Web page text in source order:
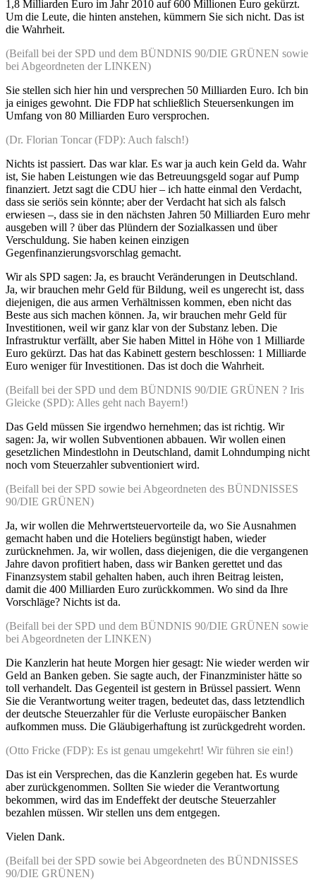
1,8 Milliarden Euro im Jahr 2010 auf 600 Millionen Euro gekürzt.
Um die Leute, die hinten anstehen, kümmern Sie sich nicht. Das ist
die Wahrheit.
(Beifall bei der SPD und dem BÜNDNIS 90/DIE GRÜNEN sowie
bei Abgeordneten der LINKEN)
Sie stellen sich hier hin und versprechen 50 Milliarden Euro. Ich bin
ja einiges gewohnt. Die FDP hat schließlich Steuersenkungen im
Umfang von 80 Milliarden Euro versprochen.
(Dr. Florian Toncar (FDP): Auch falsch!)
Nichts ist passiert. Das war klar. Es war ja auch kein Geld da. Wahr
ist, Sie haben Leistungen wie das Betreuungsgeld sogar auf Pump
finanziert. Jetzt sagt die CDU hier – ich hatte einmal den Verdacht,
dass sie seriös sein könnte; aber der Verdacht hat sich als falsch
erwiesen –, dass sie in den nächsten Jahren 50 Milliarden Euro mehr
ausgeben will ? über das Plündern der Sozialkassen und über
Verschuldung. Sie haben keinen einzigen
Gegenfinanzierungsvorschlag gemacht.
Wir als SPD sagen: Ja, es braucht Veränderungen in Deutschland.
Ja, wir brauchen mehr Geld für Bildung, weil es ungerecht ist, dass
diejenigen, die aus armen Verhältnissen kommen, eben nicht das
Beste aus sich machen können. Ja, wir brauchen mehr Geld für
Investitionen, weil wir ganz klar von der Substanz leben. Die
Infrastruktur verfällt, aber Sie haben Mittel in Höhe von 1 Milliarde
Euro gekürzt. Das hat das Kabinett gestern beschlossen: 1 Milliarde
Euro weniger für Investitionen. Das ist doch die Wahrheit.
(Beifall bei der SPD und dem BÜNDNIS 90/DIE GRÜNEN ? Iris
Gleicke (SPD): Alles geht nach Bayern!)
Das Geld müssen Sie irgendwo hernehmen; das ist richtig. Wir
sagen: Ja, wir wollen Subventionen abbauen. Wir wollen einen
gesetzlichen Mindestlohn in Deutschland, damit Lohndumping nicht
noch vom Steuerzahler subventioniert wird.
(Beifall bei der SPD sowie bei Abgeordneten des BÜNDNISSES
90/DIE GRÜNEN)
Ja, wir wollen die Mehrwertsteuervorteile da, wo Sie Ausnahmen
gemacht haben und die Hoteliers begünstigt haben, wieder
zurücknehmen. Ja, wir wollen, dass diejenigen, die die vergangenen
Jahre davon profitiert haben, dass wir Banken gerettet und das
Finanzsystem stabil gehalten haben, auch ihren Beitrag leisten,
damit die 400 Milliarden Euro zurückkommen. Wo sind da Ihre
Vorschläge? Nichts ist da.
(Beifall bei der SPD und dem BÜNDNIS 90/DIE GRÜNEN sowie
bei Abgeordneten der LINKEN)
Die Kanzlerin hat heute Morgen hier gesagt: Nie wieder werden wir
Geld an Banken geben. Sie sagte auch, der Finanzminister hätte so
toll verhandelt. Das Gegenteil ist gestern in Brüssel passiert. Wenn
Sie die Verantwortung weiter tragen, bedeutet das, dass letztendlich
der deutsche Steuerzahler für die Verluste europäischer Banken
aufkommen muss. Die Gläubigerhaftung ist zurückgedreht worden.
(Otto Fricke (FDP): Es ist genau umgekehrt! Wir führen sie ein!)
Das ist ein Versprechen, das die Kanzlerin gegeben hat. Es wurde
aber zurückgenommen. Sollten Sie wieder die Verantwortung
bekommen, wird das im Endeffekt der deutsche Steuerzahler
bezahlen müssen. Wir stellen uns dem entgegen.
Vielen Dank.
(Beifall bei der SPD sowie bei Abgeordneten des BÜNDNISSES
90/DIE GRÜNEN)